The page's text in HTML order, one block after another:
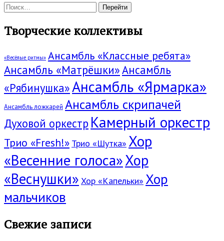
Поиск:
Творческие коллективы
«Весёлые ритмы» Ансамбль «Классные ребята»
Ансамбль «Матрёшки»Ансамбль
«Рябинушка»Ансамбль «Ярмарка»
Ансамбль ложкарей Ансамбль скрипачей
Духовой оркестр Камерный оркестр
Трио «Fresh!» Трио «Шутка» Хор
«Весенние голоса»Хор
«Веснушки» Хор «Капельки» Хор
мальчиков
Свежие записи